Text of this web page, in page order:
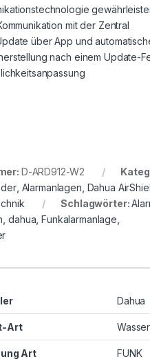
mit der Zentral
über App und
nach einem Update-
D-ARD912-W2
, Alarmanlagen Dahua
Schlagwörter:
,dahua ,Funkalarmanlage
Dahua
Art
Art FUNK